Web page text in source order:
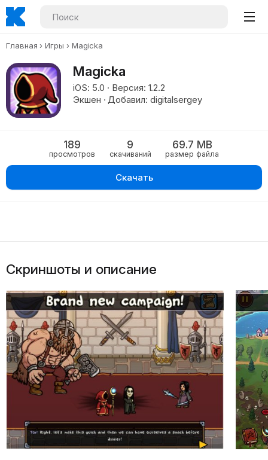
Главная Игры Magicka
Magicka
iOS: 5.0 · Версия: 1.2.2
Экшен · Добавил: digitalsergey
189
просмотров
9
скачиваний
69.7 MB
размер файла
Скачать
Скриншоты и описание